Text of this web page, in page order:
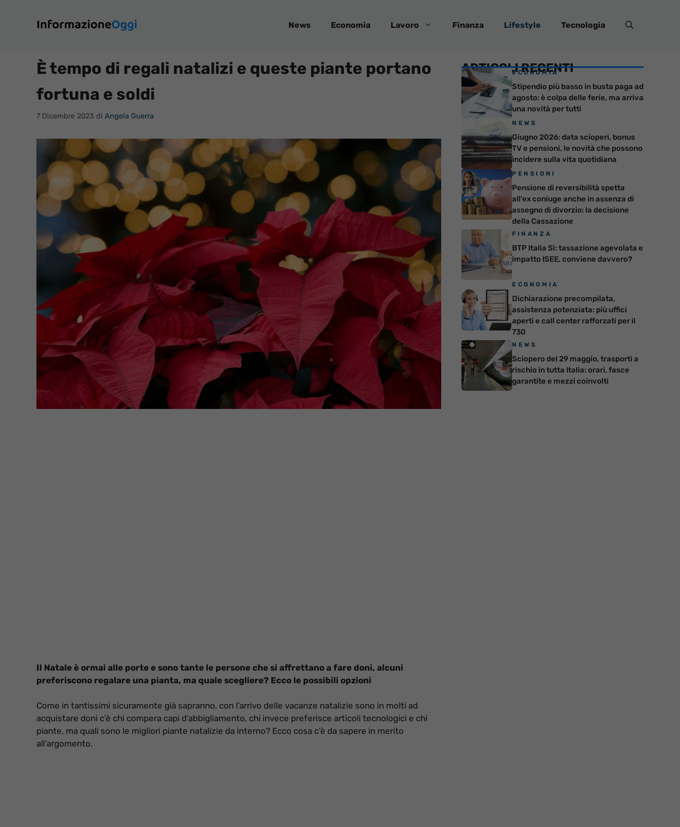
contenuto
News Economia Lavoro Finanza Lifestyle Tecnologia
È tempo di regali natalizi e queste piante portano
fortuna e soldi
7 Dicembre 2023 di Angela Guerra
Il Natale è ormai alle porte e sono tante le persone che si affrettano a fare doni, alcuni
preferiscono regalare una pianta, ma quale scegliere? Ecco le possibili opzioni
Come in tantissimi sicuramente già sapranno, con l’arrivo delle vacanze natalizie sono in molti ad
acquistare doni c’è chi compera capi d’abbigliamento, chi invece preferisce articoli tecnologici e chi
piante, ma quali sono le migliori piante natalizie da interno? Ecco cosa c’è da sapere in merito
all’argomento.
ARTICOLI RECENTI
ECONOMIA
Stipendio più basso in busta paga ad
agosto: è colpa delle ferie, ma arriva
una novità per tutti
NEWS
Giugno 2026: data scioperi, bonus
TV e pensioni, le novità che possono
incidere sulla vita quotidiana
PENSIONI
Pensione di reversibilità spetta
all’ex coniuge anche in assenza di
assegno di divorzio: la decisione
della Cassazione
FINANZA
BTP Italia Sì: tassazione agevolata e
impatto ISEE, conviene davvero?
ECONOMIA
Dichiarazione precompilata,
assistenza potenziata: più uffici
aperti e call center rafforzati per il
730
NEWS
Sciopero del 29 maggio, trasporti a
rischio in tutta Italia: orari, fasce
garantite e mezzi coinvolti